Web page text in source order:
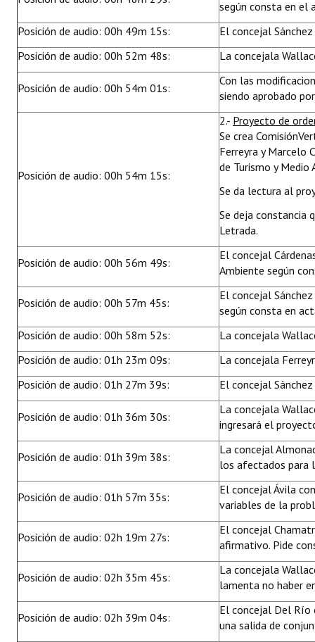
según consta en el
Posición de audio: 00h 49m 15s:
El concejal
Posición de audio: 00h 52m 48s:
La concejala
Posición de audio: 00h 54m 01s:
Con las
siendo aprobado
Posición de audio: 00h 54m 15s:
2.- Proyecto de
Se crea
Ferreyra y Marcelo
de Turismo y Medio
Se da lectura al
Se deja constancia
Letrada.
Posición de audio: 00h 56m 49s:
El concejal
Ambiente según
Posición de audio: 00h 57m 45s:
El concejal
según consta en
Posición de audio: 00h 58m 52s:
La concejala
Posición de audio: 01h 23m 09s:
La concejala
Posición de audio: 01h 27m 39s:
El concejal
Posición de audio: 01h 36m 30s:
La concejala
ingresará el
Posición de audio: 01h 39m 38s:
La concejal
los afectados para
Posición de audio: 01h 57m 35s:
El concejal Ávila
variables de la
Posición de audio: 02h 19m 27s:
El concejal
afirmativo. Pide
Posición de audio: 02h 35m 45s:
La concejala
lamenta no haber
Posición de audio: 02h 39m 04s:
El concejal Del Río
una salida de